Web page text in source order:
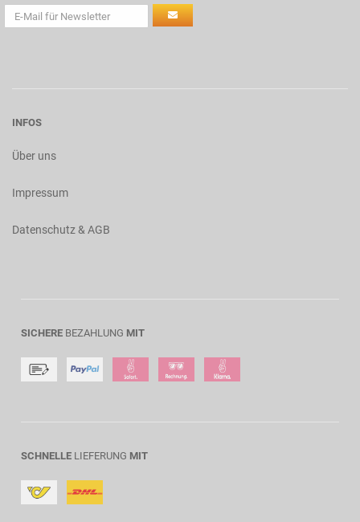
INFOS
Über uns
Impressum
Datenschutz & AGB
SICHERE BEZAHLUNG MIT
SCHNELLE LIEFERUNG MIT